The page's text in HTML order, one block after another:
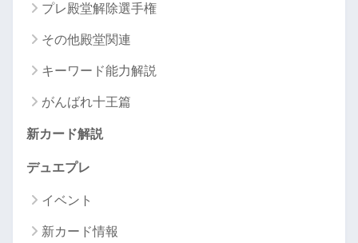
プレ殿堂解除選手権
その他殿堂関連
キーワード能力解説
がんばれ十王篇
新カード解説
デュエプレ
イベント
新カード情報